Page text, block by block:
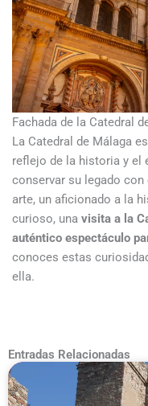
Fachada de la Catedral
La Catedral de Málaga
reflejo de la historia y el
conservar su legado con
arte, un aficionado a la
curioso, una visita a la
auténtico espectáculo
conoces estas
ella.
Entradas Relacionadas